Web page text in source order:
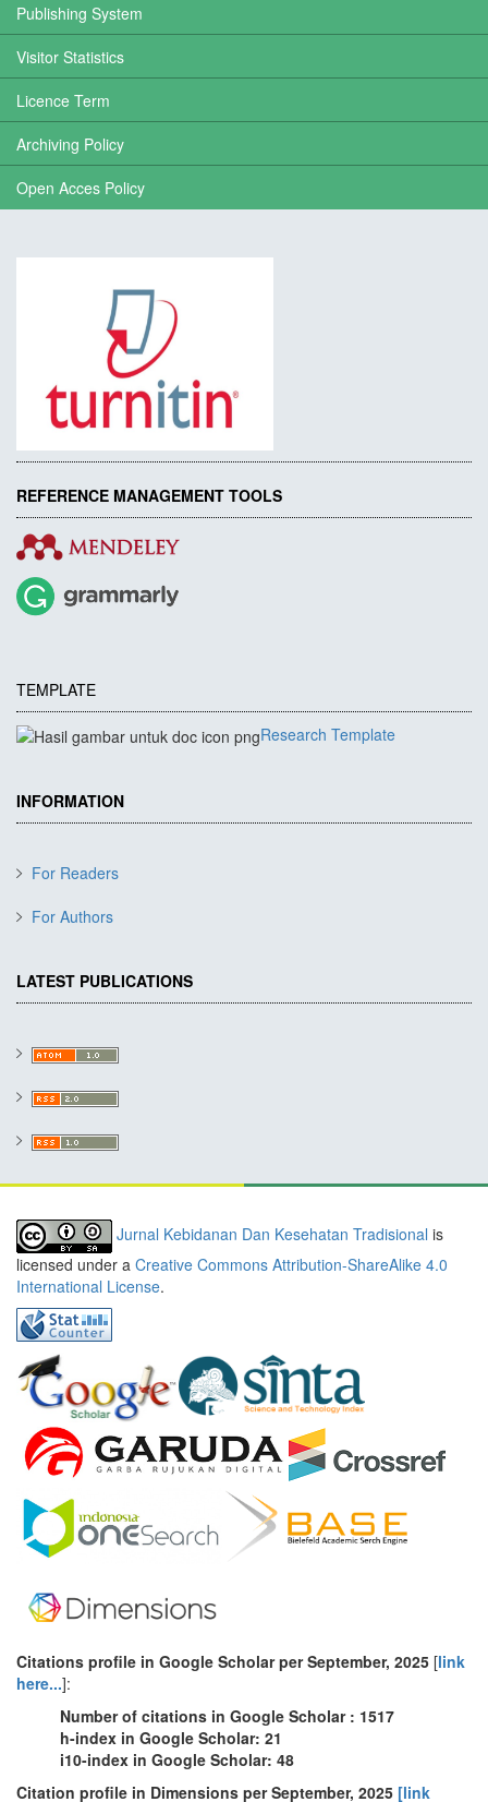
Publishing System
Visitor Statistics
Licence Term
Archiving Policy
Open Acces Policy
REFERENCE MANAGEMENT TOOLS
TEMPLATE
Research Template
INFORMATION
For Readers
For Authors
LATEST PUBLICATIONS
Jurnal Kebidanan Dan Kesehatan Tradisional is
licensed under a Creative Commons Attribution-ShareAlike 4.0
International License.
Citations profile in Google Scholar per September, 2025 [link
here...]:
Number of citations in Google Scholar : 1517
h-index in Google Scholar: 21
i10-index in Google Scholar: 48
Citation profile in Dimensions per September, 2025 [link